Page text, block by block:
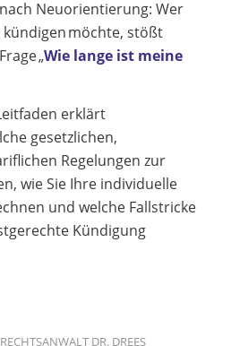
Neuorientierung: Wer
möchte, stößt
„Wie lange ist meine
erklärt
gesetzlichen,
Regelungen zur
wie Sie Ihre individuelle
und welche Fallstricke
Kündigung
RECHTSANWALT DR. DREES